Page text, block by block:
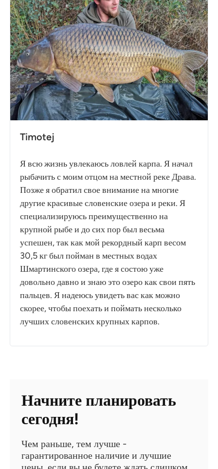
Timotej
Я всю жизнь увлекаюсь ловлей карпа. Я начал
рыбачить с моим отцом на местной реке Драва.
Позже я обратил свое внимание на многие
другие красивые словенские озера и реки. Я
специализируюсь преимущественно на
крупной рыбе и до сих пор был весьма
успешен, так как мой рекордный карп весом
30,5 кг был пойман в местных водах
Шмартинского озера, где я состою уже
довольно давно и знаю это озеро как свои пять
пальцев. Я надеюсь увидеть вас как можно
скорее, чтобы поехать и поймать несколько
лучших словенских крупных карпов.
Начните планировать
сегодня!
Чем раньше, тем лучше -
гарантированное наличие и лучшие